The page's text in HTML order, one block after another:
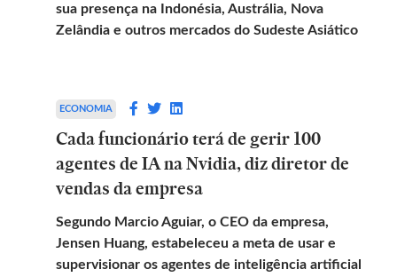
sua presença na Indonésia, Austrália, Nova
Zelândia e outros mercados do Sudeste Asiático
ECONOMIA
Cada funcionário terá de gerir 100
agentes de IA na Nvidia, diz diretor de
vendas da empresa
Segundo Marcio Aguiar, o CEO da empresa,
Jensen Huang, estabeleceu a meta de usar e
supervisionar os agentes de inteligência artificial